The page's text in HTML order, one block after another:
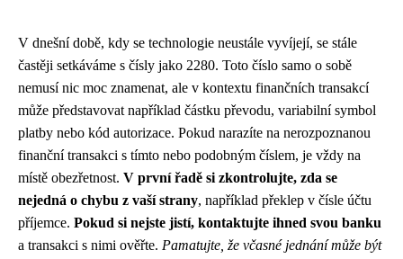
V dnešní době, kdy se technologie neustále vyvíjejí, se stále
častěji setkáváme s čísly jako 2280. Toto číslo samo o sobě
nemusí nic moc znamenat, ale v kontextu finančních transakcí
může představovat například částku převodu, variabilní symbol
platby nebo kód autorizace. Pokud narazíte na nerozpoznanou
finanční transakci s tímto nebo podobným číslem, je vždy na
místě obezřetnost. V první řadě si zkontrolujte, zda se
nejedná o chybu z vaší strany, například překlep v čísle účtu
příjemce. Pokud si nejste jistí, kontaktujte ihned svou banku
a transakci s nimi ověřte. Pamatujte, že včasné jednání může být